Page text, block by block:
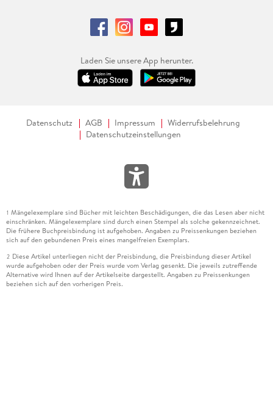
Laden Sie unsere App herunter.
Datenschutz AGB Impressum
Widerrufsbelehrung
Datenschutzeinstellungen
1 Mängelexemplare sind Bücher mit leichten Beschädigungen, die das Lesen aber nicht
einschränken. Mängelexemplare sind durch einen Stempel als solche gekennzeichnet.
Die frühere Buchpreisbindung ist aufgehoben. Angaben zu Preissenkungen beziehen
sich auf den gebundenen Preis eines mangelfreien Exemplars.
2 Diese Artikel unterliegen nicht der Preisbindung, die Preisbindung dieser Artikel
wurde aufgehoben oder der Preis wurde vom Verlag gesenkt. Die jeweils zutreffende
Alternative wird Ihnen auf der Artikelseite dargestellt. Angaben zu Preissenkungen
beziehen sich auf den vorherigen Preis.